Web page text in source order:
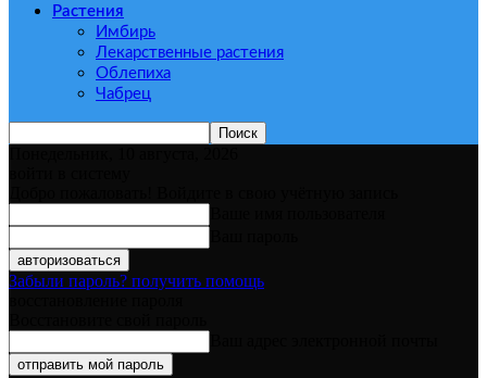
Растения
Имбирь
Лекарственные растения
Облепиха
Чабрец
Забыли пароль? получить помощь